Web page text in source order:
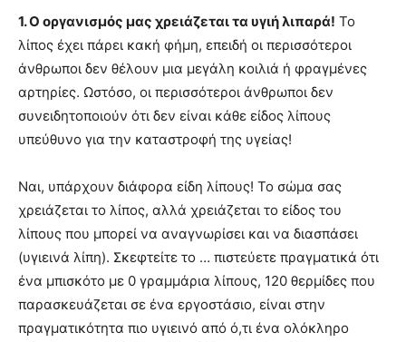
1. Ο οργανισμός μας χρειάζεται τα υγιή λιπαρά! Το
λίπος έχει πάρει κακή φήμη, επειδή οι περισσότεροι
άνθρωποι δεν θέλουν μια μεγάλη κοιλιά ή φραγμένες
αρτηρίες. Ωστόσο, οι περισσότεροι άνθρωποι δεν
συνειδητοποιούν ότι δεν είναι κάθε είδος λίπους
υπεύθυνο για την καταστροφή της υγείας!
Ναι, υπάρχουν διάφορα είδη λίπους! Το σώμα σας
χρειάζεται το λίπος, αλλά χρειάζεται το είδος του
λίπους που μπορεί να αναγνωρίσει και να διασπάσει
(υγιεινά λίπη). Σκεφτείτε το … πιστεύετε πραγματικά ότι
ένα μπισκότο με 0 γραμμάρια λίπους, 120 θερμίδες που
παρασκευάζεται σε ένα εργοστάσιο, είναι στην
πραγματικότητα πιο υγιεινό από ό,τι ένα ολόκληρο